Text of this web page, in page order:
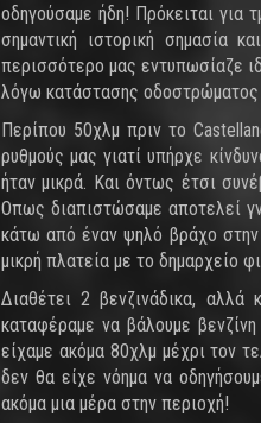
οδηγούσαμε ήδη! Πρόκειται για
σημαντική ιστορική σημασία
περισσότερο μας εντυπωσίαζε
λόγω κατάστασης οδοστρώματος
Περίπου 50χλμ πριν το
ρυθμούς μας γιατί υπήρχε
ήταν μικρά. Και όντως έτσι
Οπως διαπιστώσαμε αποτελεί
κάτω από έναν ψηλό βράχο στην
μικρή πλατεία με το δημαρχείο
Διαθέτει 2 βενζινάδικα,
καταφέραμε να βάλουμε
είχαμε ακόμα 80χλμ μέχρι τον
δεν θα είχε νόημα να
ακόμα μια μέρα στην περιοχή!